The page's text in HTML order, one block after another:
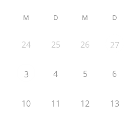
M D M D
24 25 26 27
3 4 5 6
10 11 12 13